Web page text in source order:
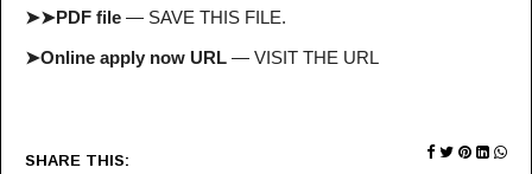
➤➤PDF file — SAVE THIS FILE.
➤Online apply now URL — VISIT THE URL
SHARE THIS: